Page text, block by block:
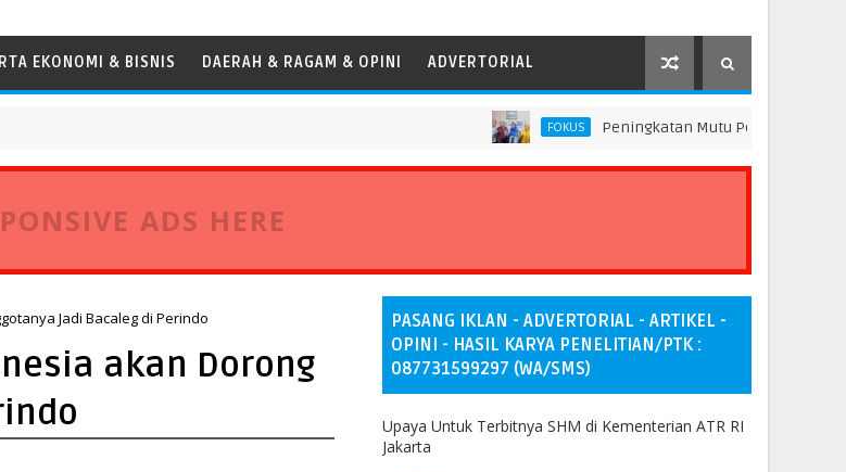
EKONOMI & BISNIS DAERAH & RAGAM & OPINI ADVERTORIAL
FOKUS Peningkatan Mutu Pendidikan di SMP Darus
Pelabuhan bagi Perekonomian Daerah
ADS HERE
Jadi Bacaleg di Perindo
akan Dorong
PASANG IKLAN - ADVERTORIAL - ARTIKEL -
OPINI - HASIL KARYA PENELITIAN/PTK :
087731599297 (WA/SMS)
Upaya Untuk Terbitnya SHM di Kementerian ATR RI
Jakarta